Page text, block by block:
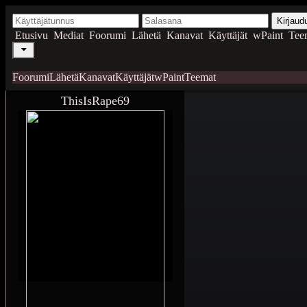
Etusivu Mediat Foorumi Lähetä Kanavat Käyttäjät wPaint
FoorumiLähetäKanavatKäyttäjätwPaintTeemat
ThisIsRape69